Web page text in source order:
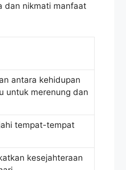
dan nikmati manfaat
antara kehidupan
untuk merenung dan
tempat-tempat
kesejahteraan